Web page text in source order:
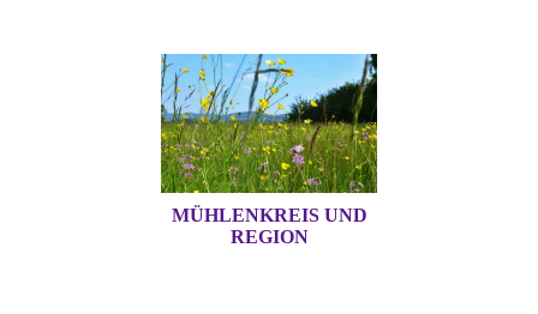
MÜHLENKREIS UND
REGION